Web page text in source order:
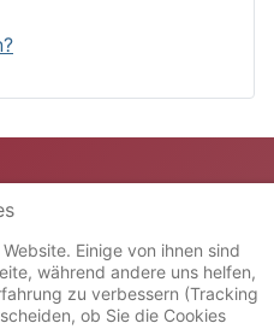
Einige von ihnen sind
während andere uns helfen,
zu verbessern (Tracking
ob Sie die Cookies